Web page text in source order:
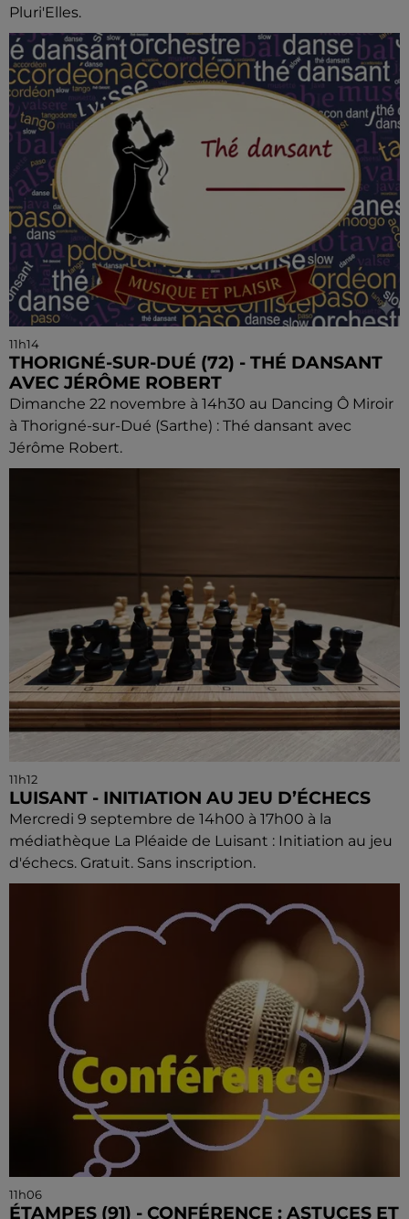
Pluri'Elles.
11h14
THORIGNÉ-SUR-DUÉ (72) - THÉ DANSANT
AVEC JÉRÔME ROBERT
Dimanche 22 novembre à 14h30 au Dancing Ô Miroir
à Thorigné-sur-Dué (Sarthe) : Thé dansant avec
Jérôme Robert.
11h12
LUISANT - INITIATION AU JEU D’ÉCHECS
Mercredi 9 septembre de 14h00 à 17h00 à la
médiathèque La Pléaide de Luisant : Initiation au jeu
d'échecs. Gratuit. Sans inscription.
11h06
ÉTAMPES (91) - CONFÉRENCE : ASTUCES ET